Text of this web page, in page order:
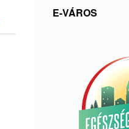
E-VÁROS